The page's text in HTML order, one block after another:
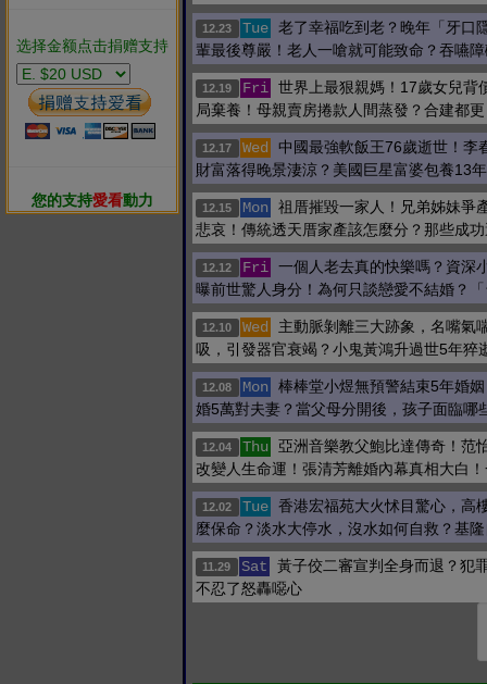
选择金额点击捐赠支持
您的支持愛看動力
12.23 Tue 老了幸福吃到老？晚年「牙口
輩最後尊嚴！老人一嗆就可能致命？吞嚥
12.19 Fri 世界上最狠親媽！17歲女兒背
局棄養！母親賣房捲款人間蒸發？合建都更
12.17 Wed
中國最強軟飯王76歲逝世！李
財富落得晚景淒涼？美國巨星富婆包養13年
12.15 Mon
祖厝摧毀一家人！兄弟姊妹爭
悲哀！傳統透天厝家產該怎麼分？那些成
12.12 Fri 一個人老去真的快樂嗎？資深
曝前世驚人身分！為何只談戀愛不結婚？
12.10 Wed
主動脈剝離三大跡象，名嘴氣
吸，引發器官衰竭？小鬼黃鴻升過世5年猝
12.08 Mon
棒棒堂小煜無預警結束5年婚
婚5萬對夫妻？當父母分開後，孩子面臨哪
12.04 Thu
亞洲音樂教父鮑比達傳奇！范
改變人生命運！張清芳離婚內幕真相大白
12.02 Tue 香港宏福苑大火怵目驚心，高
麼保命？淡水大停水，沒水如何自救？基
11.29 Sat
黃子佼二審宣判全身而退？犯
不忍了怒轟噁心